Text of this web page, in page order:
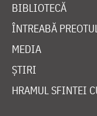
BIBLIOTECĂ
ÎNTREABĂ
MEDIA
ȘTIRI
HRAMUL SFINTEI